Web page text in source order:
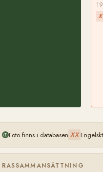
Foto finns i databasen XX
RASSAMMANSÄTTNING